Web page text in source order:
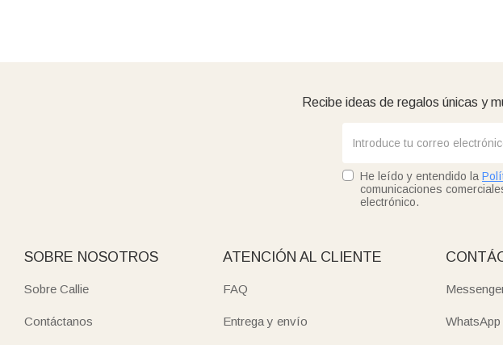
Recibe ideas de regalos únicas y
He leído y entendido la
comunicaciones
electrónico.
SOBRE NOSOTROS
Sobre Callie
Contáctanos
ATENCIÓN AL CLIENTE
FAQ
Entrega y envío WhatsApp